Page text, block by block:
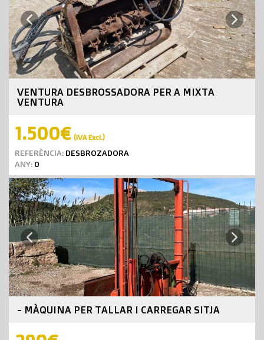
Previous Next
VENTURA DESBROSSADORA PER A MIXTA
VENTURA
1.500€ (IVA Excl.)
REFERÈNCIA: DESBROZADORA
ANY: 0
Previous Next
- MÀQUINA PER TALLAR I CARREGAR SITJA